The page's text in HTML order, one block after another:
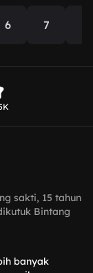
6 7
sakti, 15 tahun
Bintang
Akhirnya ia
banyak